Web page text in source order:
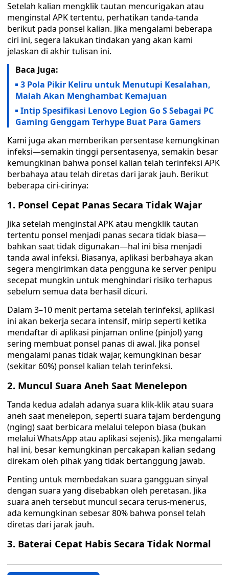
Setelah kalian mengklik tautan mencurigakan atau
menginstal APK tertentu, perhatikan tanda-tanda
berikut pada ponsel kalian. Jika mengalami beberapa
ciri ini, segera lakukan tindakan yang akan kami
jelaskan di akhir tulisan ini.
Baca Juga:
3 Pola Pikir Keliru untuk Menutupi Kesalahan,
Malah Akan Menghambat Kemajuan
Intip Spesifikasi Lenovo Legion Go S Sebagai PC
Gaming Genggam Terhype Buat Para Gamers
Kami juga akan memberikan persentase kemungkinan
infeksi—semakin tinggi persentasenya, semakin besar
kemungkinan bahwa ponsel kalian telah terinfeksi APK
berbahaya atau telah diretas dari jarak jauh. Berikut
beberapa ciri-cirinya:
1. Ponsel Cepat Panas Secara Tidak Wajar
Jika setelah menginstal APK atau mengklik tautan
tertentu ponsel menjadi panas secara tidak biasa—
bahkan saat tidak digunakan—hal ini bisa menjadi
tanda awal infeksi. Biasanya, aplikasi berbahaya akan
segera mengirimkan data pengguna ke server penipu
secepat mungkin untuk menghindari risiko terhapus
sebelum semua data berhasil dicuri.
Dalam 3–10 menit pertama setelah terinfeksi, aplikasi
ini akan bekerja secara intensif, mirip seperti ketika
mendaftar di aplikasi pinjaman online (pinjol) yang
sering membuat ponsel panas di awal. Jika ponsel
mengalami panas tidak wajar, kemungkinan besar
(sekitar 60%) ponsel kalian telah terinfeksi.
2. Muncul Suara Aneh Saat Menelepon
Tanda kedua adalah adanya suara klik-klik atau suara
aneh saat menelepon, seperti suara tajam berdengung
(nging) saat berbicara melalui telepon biasa (bukan
melalui WhatsApp atau aplikasi sejenis). Jika mengalami
hal ini, besar kemungkinan percakapan kalian sedang
direkam oleh pihak yang tidak bertanggung jawab.
Penting untuk membedakan suara gangguan sinyal
dengan suara yang disebabkan oleh peretasan. Jika
suara aneh tersebut muncul secara terus-menerus,
ada kemungkinan sebesar 80% bahwa ponsel telah
diretas dari jarak jauh.
3. Baterai Cepat Habis Secara Tidak Normal